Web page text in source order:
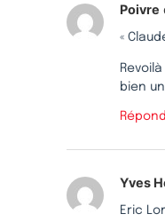
Poivre
«
bien
Yves
Eric